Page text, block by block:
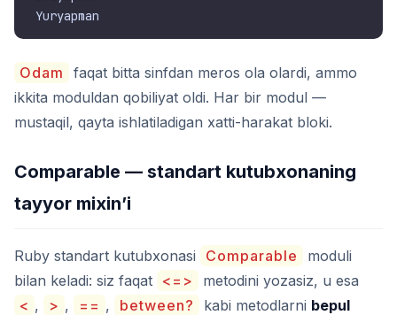
Odam
faqat bitta sinfdan meros ola olardi, ammo
ikkita moduldan qobiliyat oldi. Har bir modul —
mustaqil, qayta ishlatiladigan xatti-harakat bloki.
Comparable — standart kutubxonaning
tayyor mixin’i
Ruby standart kutubxonasi Comparable
moduli
bilan keladi: siz faqat <=>
metodini yozasiz, u esa
< , > , == , between? kabi metodlarni bepul